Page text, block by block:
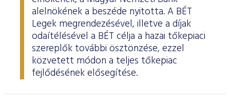
alelnökének a beszéde nyitotta. A BÉT
Legek megrendezésével, illetve a díjak
odaítélésével a BÉT célja a hazai tőkepiaci
szereplők további ösztönzése, ezzel
közvetett módon a teljes tőkepiac
fejlődésének elősegítése.